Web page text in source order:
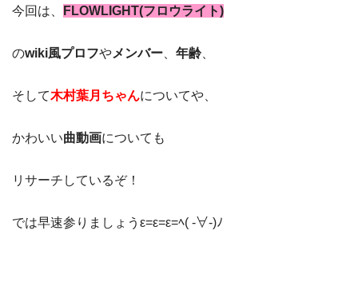
今回は、 FLOWLIGHT(フロウライト)
のwiki風プロフやメンバー 年齢
そして木村葉月ちゃんについてや、
かわいい曲動画についても
リサーチしているぞ！
では早速参りましょうε=ε=ε=ﾍ( -∀-)ﾉ